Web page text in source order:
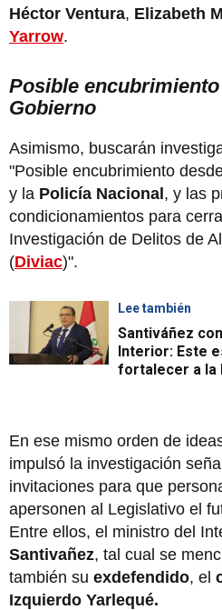
Héctor Ventura, Elizabeth
Yarrow.
Posible
Gobierno
Asimismo, buscarán
"Posible encubrimiento
y la Policía Nacional, y las
condicionamientos para
Investigación de Delitos de
(Diviac)".
Lee también
Santiváñez
Interior: Este
fortalecer a la
En ese mismo orden de
impulsó la investigación
invitaciones para que
apersonen al Legislativo el
Entre ellos, el ministro del
Santivañez, tal cual se
también su exdefendido, el
Izquierdo Yarlequé.